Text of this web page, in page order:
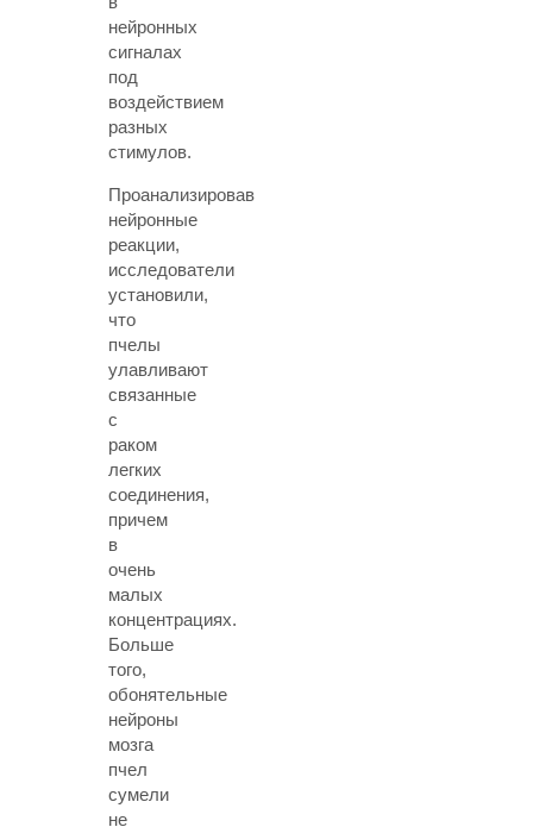
нейронных
сигналах
под
воздействием
разных
стимулов.
Проанализировав
нейронные
реакции,
исследователи
установили,
что
пчелы
улавливают
связанные
с
раком
легких
соединения,
причем
в
очень
малых
концентрациях.
Больше
того,
обонятельные
нейроны
мозга
пчел
сумели
не